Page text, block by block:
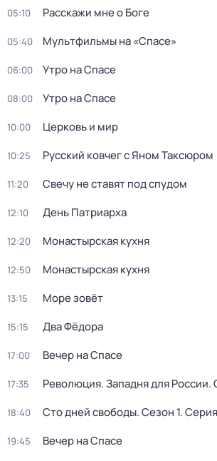
05:10 Расскажи мне о Боге
05:40 Мультфильмы на «Спасе»
06:00 Утро на Спасе
08:00 Утро на Спасе
10:00 Церковь и мир
10:25 Русский ковчег с Яном Таксюром
11:20 Свечу не ставят под спудом
12:10 День Патриарха
12:20 Монастырская кухня
12:50 Монастырская кухня
13:15 Море зовёт
15:15 Два Фёдора
17:00 Вeчер на Спасe
17:35 Революция. Западня для России.
18:40 Сто дней свободы. Сезон 1.
19:45 Вeчер на Спасe